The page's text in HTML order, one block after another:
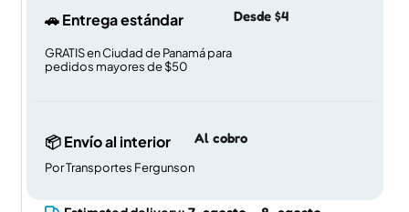
🚗 Entrega estándar
GRATIS en Ciudad de Panamá para
pedidos mayores de $50
Desde $4
📦 Envío al interior
Por Transportes Fergunson
Al cobro